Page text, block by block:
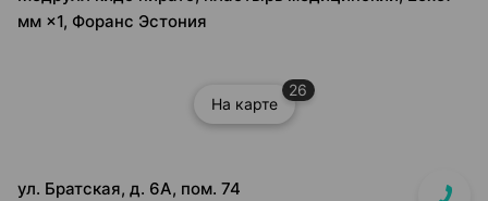
мм ×1, Форанс Эстония
На карте
26
ул. Братская, д. 6А, пом. 74